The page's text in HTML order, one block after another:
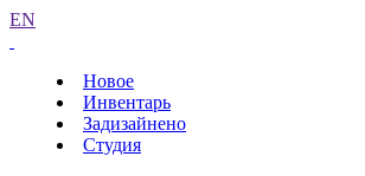
EN
Новое
Инвентарь
Задизайнено
Студия